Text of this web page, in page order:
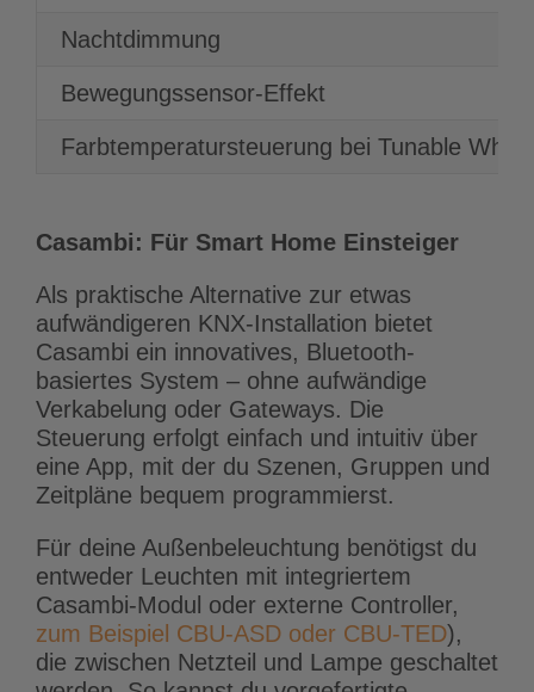
Nachtdimmung
Bewegungssensor-Effekt
Farbtemperatursteuerung bei Tunable White
Casambi: Für Smart Home Einsteiger
Als praktische Alternative zur etwas
aufwändigeren KNX-Installation bietet
Casambi ein innovatives, Bluetooth-
basiertes System – ohne aufwändige
Verkabelung oder Gateways. Die
Steuerung erfolgt einfach und intuitiv über
eine App, mit der du Szenen, Gruppen und
Zeitpläne bequem programmierst.
Für deine Außenbeleuchtung benötigst du
entweder Leuchten mit integriertem
Casambi-Modul oder externe Controller,
zum Beispiel CBU-ASD oder CBU-TED),
die zwischen Netzteil und Lampe geschaltet